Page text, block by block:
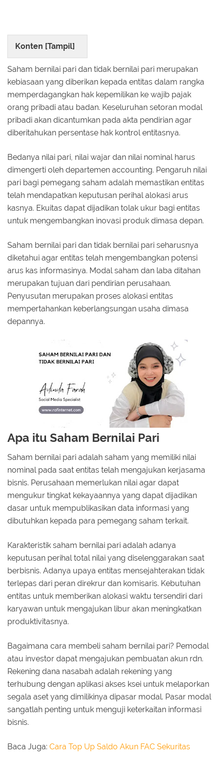
Konten [Tampil]
Saham bernilai pari dan tidak bernilai pari merupakan
kebiasaan yang diberikan kepada entitas dalam rangka
memperdagangkan hak kepemilikan ke wajib pajak
orang pribadi atau badan. Keseluruhan setoran modal
pribadi akan dicantumkan pada akta pendirian agar
diberitahukan persentase hak kontrol entitasnya.
Bedanya nilai pari, nilai wajar dan nilai nominal harus
dimengerti oleh departemen accounting. Pengaruh nilai
pari bagi pemegang saham adalah memastikan entitas
telah mendapatkan keputusan perihal alokasi arus
kasnya. Ekuitas dapat dijadikan tolak ukur bagi entitas
untuk mengembangkan inovasi produk dimasa depan.
Saham bernilai pari dan tidak bernilai pari seharusnya
diketahui agar entitas telah mengembangkan potensi
arus kas informasinya. Modal saham dan laba ditahan
merupakan tujuan dari pendirian perusahaan.
Penyusutan merupakan proses alokasi entitas
mempertahankan keberlangsungan usaha dimasa
depannya.
Apa itu Saham Bernilai Pari
Saham bernilai pari adalah saham yang memiliki nilai
nominal pada saat entitas telah mengajukan kerjasama
bisnis. Perusahaan memerlukan nilai agar dapat
mengukur tingkat kekayaannya yang dapat dijadikan
dasar untuk mempublikasikan data informasi yang
dibutuhkan kepada para pemegang saham terkait.
Karakteristik saham bernilai pari adalah adanya
keputusan perihal total nilai yang diselenggarakan saat
berbisnis. Adanya upaya entitas mensejahterakan tidak
terlepas dari peran direkrur dan komisaris. Kebutuhan
entitas untuk memberikan alokasi waktu tersendiri dari
karyawan untuk mengajukan libur akan meningkatkan
produktivitasnya.
Bagaimana cara membeli saham bernilai pari? Pemodal
atau investor dapat mengajukan pembuatan akun rdn.
Rekening dana nasabah adalah rekening yang
terhubung dengan aplikasi akses ksei untuk melaporkan
segala aset yang dimilikinya dipasar modal. Pasar modal
sangatlah penting untuk menguji keterkaitan informasi
bisnis.
Baca Juga: Cara Top Up Saldo Akun FAC Sekuritas